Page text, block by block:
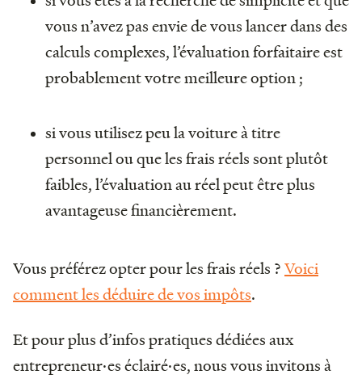
vous n’avez pas envie de vous lancer dans des
calculs complexes, l’évaluation forfaitaire est
probablement votre meilleure option ;
si vous utilisez peu la voiture à titre
personnel ou que les frais réels sont plutôt
faibles, l’évaluation au réel peut être plus
avantageuse financièrement.
Vous préférez opter pour les frais réels ?Voici
comment les déduire de vos impôts.
Et pour plus d’infos pratiques dédiées aux
entrepreneur·es éclairé·es, nous vous invitons à